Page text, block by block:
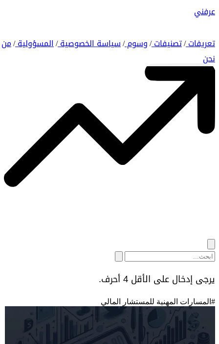
عرفني
تعريفات/ تصنيفات/ وسوم/ سياسة الخصوصية/ المسؤولية/ من
نحن
يرجى إدخال على الأقل 4 أحرف.
# المسارات المهنية للمستشار المالي